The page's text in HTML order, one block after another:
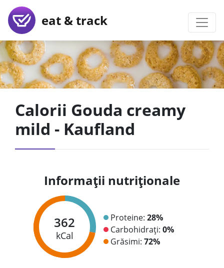
eat & track
Calorii Gouda creamy
mild - Kaufland
Informații nutriționale
362
kCal
Proteine: 28%
Carbohidrați: 0%
Grăsimi: 72%